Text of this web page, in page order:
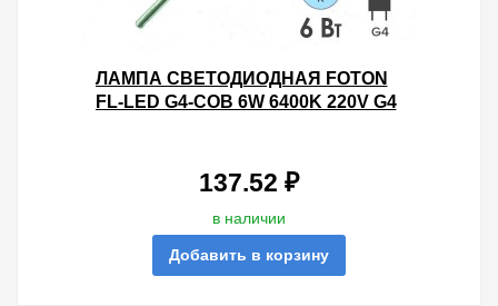
ЛАМПА СВЕТОДИОДНАЯ FOTON
FL-LED G4-COB 6W 6400K 220V G4
137.52 ₽
в наличии
Добавить в корзину